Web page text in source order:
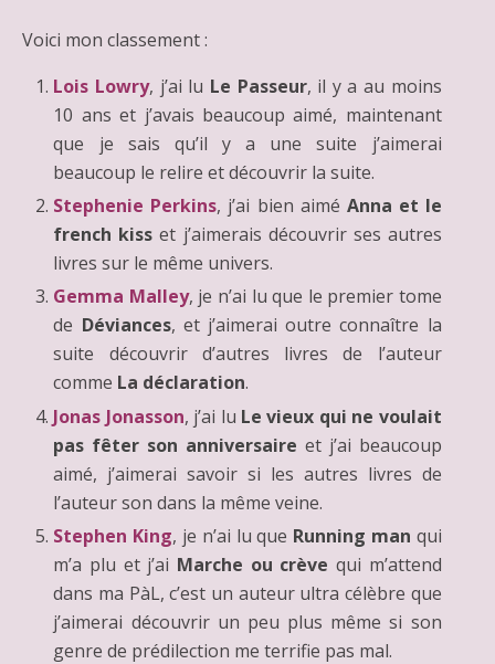
Voici mon classement :
Lois Lowry, j’ai lu Le Passeur, il y a au moins
10 ans et j’avais beaucoup aimé, maintenant
que je sais qu’il y a une suite j’aimerai
beaucoup le relire et découvrir la suite.
Stephenie Perkins, j’ai bien aimé Anna et le
french kiss et j’aimerais découvrir ses autres
livres sur le même univers.
Gemma Malley, je n’ai lu que le premier tome
de Déviances, et j’aimerai outre connaître la
suite découvrir d’autres livres de l’auteur
comme La déclaration.
Jonas Jonasson, j’ai lu Le vieux qui ne voulait
pas fêter son anniversaire et j’ai beaucoup
aimé, j’aimerai savoir si les autres livres de
l’auteur son dans la même veine.
Stephen King, je n’ai lu que Running man qui
m’a plu et j’ai Marche ou crève qui m’attend
dans ma PàL, c’est un auteur ultra célèbre que
j’aimerai découvrir un peu plus même si son
genre de prédilection me terrifie pas mal.